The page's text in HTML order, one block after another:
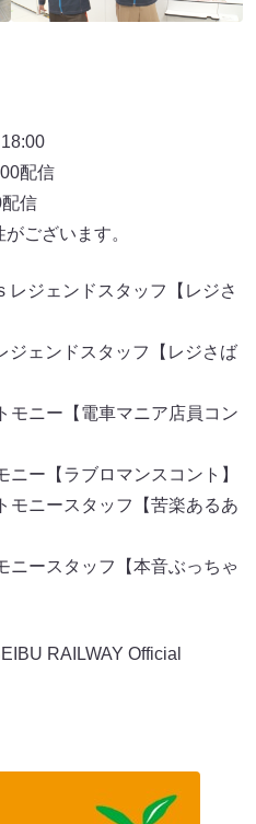
18:00
18:00配信
信
ございます。
ジェンドスタッフ【レジさ
ェンドスタッフ【レジさば
ニー【電車マニア店員コン
ー【ラブロマンスコント】
ニースタッフ【苦楽あるあ
ースタッフ【本音ぶっちゃ
RAILWAY Official